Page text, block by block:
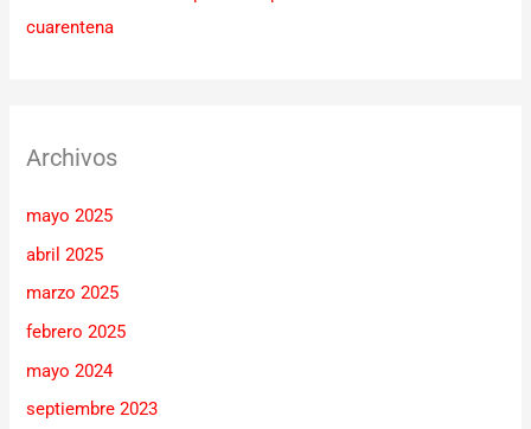
cuarentena
Archivos
mayo 2025
abril 2025
marzo 2025
febrero 2025
mayo 2024
septiembre 2023